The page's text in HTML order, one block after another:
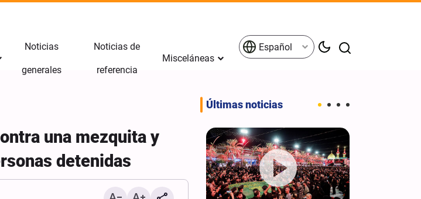
Noticias
generales
Noticias de
referencia
Misceláneas
Español
una mezquita y
detenidas
Últimas noticias